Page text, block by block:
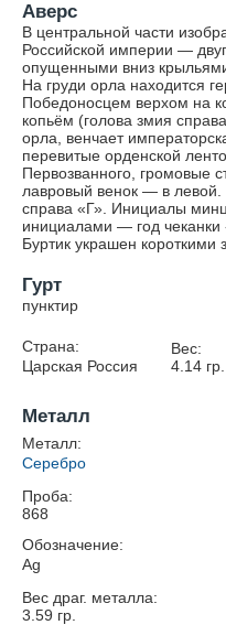
Аверс
В центральной части
Российской империи —
опущенными вниз
На груди орла находится
Победоносцем верхом на
копьём (голова змия
орла, венчает
перевитые орденской
Первозванного, громовые
лавровый венок — в левой.
справа «Г». Инициалы
инициалами — год чеканки
Буртик украшен короткими
Гурт
пунктир
Страна:
Царская Россия
Вес:
4.14гр.
Металл
Металл:
Серебро
Проба:
868
Обозначение:
Ag
Вес драг. металла:
3.59 гр.